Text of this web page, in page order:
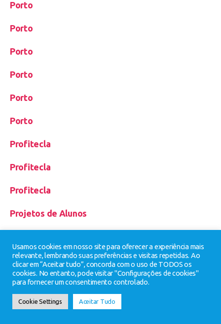
Porto
Porto
Porto
Porto
Porto
Porto
Profitecla
Profitecla
Profitecla
Projetos de Alunos
Receção Hoteleira
Receção Hoteleira
Restaurante/Bar
Usamos cookies em nosso site para oferecer a experiência mais
relevante, lembrando suas preferências e visitas repetidas. Ao
clicar em “Aceitar tudo”, concorda com o uso de TODOS os
cookies. No entanto, pode visitar "Configurações de cookies"
para fornecer um consentimento controlado.
Cookie Settings Aceitar Tudo